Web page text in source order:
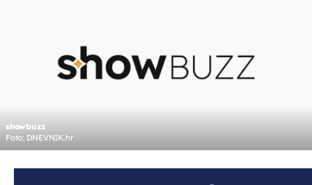
showbuzz
Foto: DNEVNIK.hr